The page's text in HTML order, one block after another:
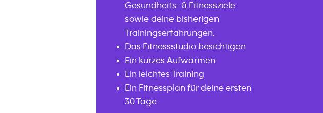
Gesundheits- & Fitnessziele
sowie deine bisherigen
Trainingserfahrungen.
Das Fitnessstudio besichtigen
Ein kurzes Aufwärmen
Ein leichtes Training
Ein Fitnessplan für deine ersten
30 Tage